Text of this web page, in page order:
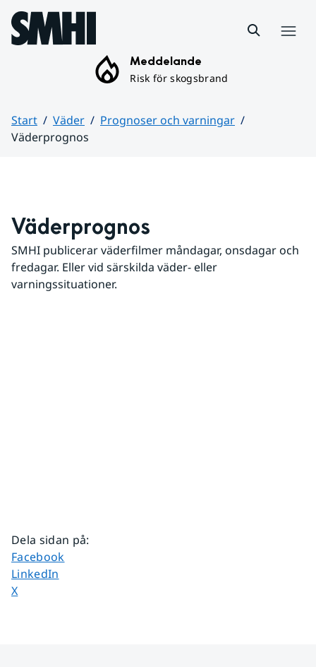
Hoppa till sidans innehåll
Meddelande
Risk för skogsbrand
Start Väder
Prognoser och varningar
Väderprognos
Väderprognos
SMHI publicerar väderfilmer måndagar, onsdagar och
fredagar. Eller vid särskilda väder- eller
varningssituationer.
Dela sidan på:
Dela sidan på
Facebook
Dela sidan på
LinkedIn
Dela sidan på
X